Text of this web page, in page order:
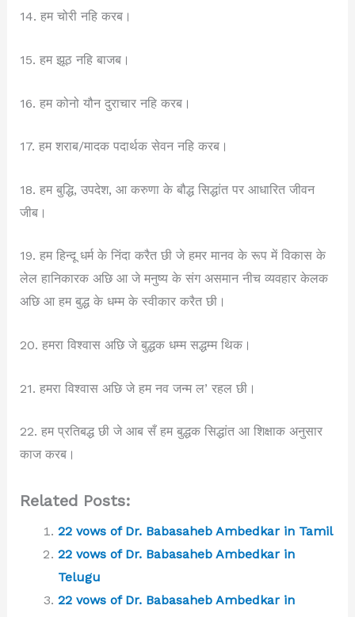
14. हम चोरी नहि करब।
15. हम झूठ नहि बाजब।
16. हम कोनो यौन दुराचार नहि करब।
17. हम शराब/मादक पदार्थक सेवन नहि करब।
18. हम बुद्धि, उपदेश, आ करुणा के बौद्ध सिद्धांत पर आधारित जीवन
जीब।
19. हम हिन्दू धर्म के निंदा करैत छी जे हमर मानव के रूप में विकास के
लेल हानिकारक अछि आ जे मनुष्य के संग असमान नीच व्यवहार केलक
अछि आ हम बुद्ध के धम्म के स्वीकार करैत छी।
20. हमरा विश्वास अछि जे बुद्धक धम्म सद्धम्म थिक।
21. हमरा विश्वास अछि जे हम नव जन्म ल’ रहल छी।
22. हम प्रतिबद्ध छी जे आब सँ हम बुद्धक सिद्धांत आ शिक्षाक अनुसार
काज करब।
Related Posts:
22 vows of Dr. Babasaheb Ambedkar in Tamil
22 vows of Dr. Babasaheb Ambedkar in
Telugu
22 vows of Dr. Babasaheb Ambedkar in